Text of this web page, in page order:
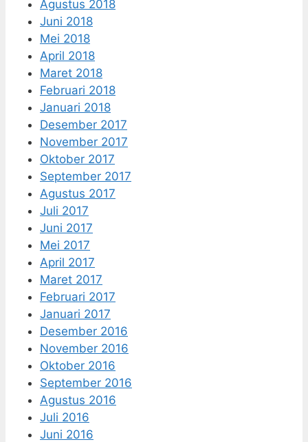
Agustus 2018
Juni 2018
Mei 2018
April 2018
Maret 2018
Februari 2018
Januari 2018
Desember 2017
November 2017
Oktober 2017
September 2017
Agustus 2017
Juli 2017
Juni 2017
Mei 2017
April 2017
Maret 2017
Februari 2017
Januari 2017
Desember 2016
November 2016
Oktober 2016
September 2016
Agustus 2016
Juli 2016
Juni 2016